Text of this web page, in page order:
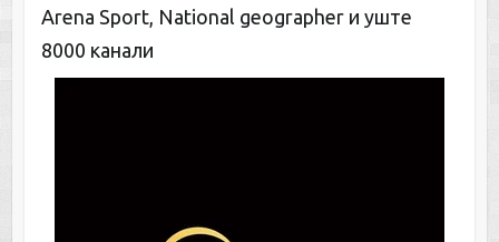
Arena Sport, National geographer и уште
8000 канали